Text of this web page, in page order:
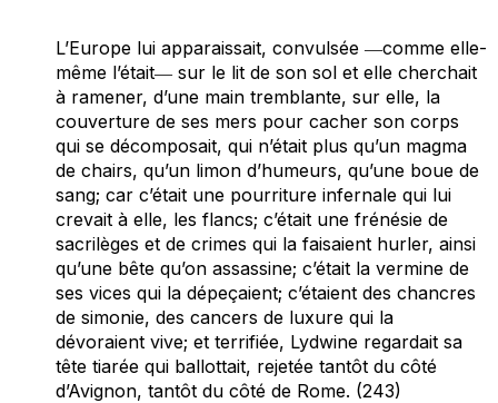
L’Europe lui apparaissait, convulsée ―comme elle-
même l’était― sur le lit de son sol et elle cherchait
à ramener, d’une main tremblante, sur elle, la
couverture de ses mers pour cacher son corps
qui se décomposait, qui n’était plus qu’un magma
de chairs, qu’un limon d’humeurs, qu’une boue de
sang; car c’était une pourriture infernale qui lui
crevait à elle, les flancs; c’était une frénésie de
sacrilèges et de crimes qui la faisaient hurler, ainsi
qu’une bête qu’on assassine; c’était la vermine de
ses vices qui la dépeçaient; c’étaient des chancres
de simonie, des cancers de luxure qui la
dévoraient vive; et terrifiée, Lydwine regardait sa
tête tiarée qui ballottait, rejetée tantôt du côté
d’Avignon, tantôt du côté de Rome. (243)